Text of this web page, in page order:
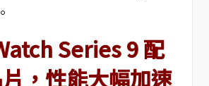
Series 9 配
，性能大幅加速